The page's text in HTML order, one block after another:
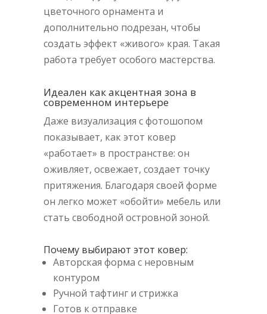
цветочного орнамента и
дополнительно подрезан, чтобы
создать эффект «живого» края. Такая
работа требует особого мастерства.
Идеален как акцентная зона в
современном интерьере
Даже визуализация с фотошопом
показывает, как этот ковер
«работает» в пространстве: он
оживляет, освежает, создает точку
притяжения. Благодаря своей форме
он легко может «обойти» мебель или
стать свободной островной зоной.
Почему выбирают этот ковер:
Авторская форма с неровным
контуром
Ручной тафтинг и стрижка
Готов к отправке